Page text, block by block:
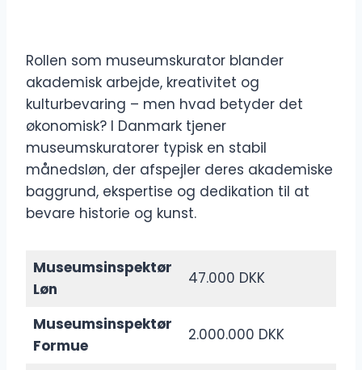
Rollen som museumskurator blander
akademisk arbejde, kreativitet og
kulturbevaring – men hvad betyder det
økonomisk? I Danmark tjener
museumskuratorer typisk en stabil
månedsløn, der afspejler deres akademiske
baggrund, ekspertise og dedikation til at
bevare historie og kunst.
Museumsinspektør
Løn
47.000 DKK
Museumsinspektør
Formue
2.000.000 DKK